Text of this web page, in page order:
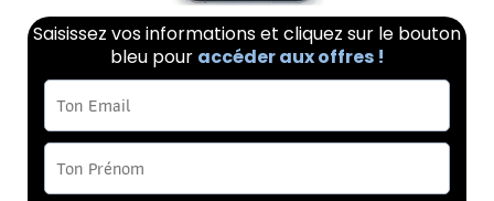
Saisissez vos informations et cliquez sur le bouton
bleu pour accéder aux offres !